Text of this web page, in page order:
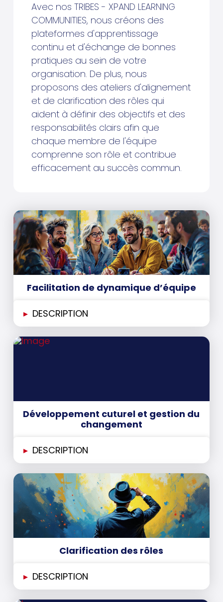
Avec nos TRIBES - XPAND LEARNING
COMMUNITIES, nous créons des
plateformes d'apprentissage
continu et d'échange de bonnes
pratiques au sein de votre
organisation. De plus, nous
proposons des ateliers d'alignement
et de clarification des rôles qui
aident à définir des objectifs et des
responsabilités clairs afin que
chaque membre de l'équipe
comprenne son rôle et contribue
efficacement au succès commun.
Facilitation de dynamique d’équipe
▸ DESCRIPTION
Développement cuturel et gestion du
changement
▸ DESCRIPTION
Clarification des rôles
▸ DESCRIPTION